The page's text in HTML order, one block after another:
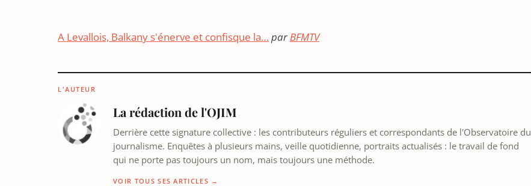
A Levallois, Balkany s'énerve et confisque la… parBFMTV
L'AUTEUR
La rédaction de l'OJIM
Derrière cette signature collective : les contributeurs réguliers et correspondants de l'Observatoire du
journalisme. Enquêtes à plusieurs mains, veille quotidienne, portraits actualisés : le travail de fond
qui ne porte pas toujours un nom, mais toujours une méthode.
VOIR TOUS SES ARTICLES →